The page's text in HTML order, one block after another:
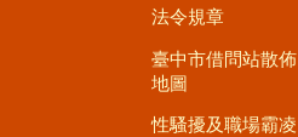
法令規章
臺中市借問站散佈
地圖
性騷擾及職場霸凌